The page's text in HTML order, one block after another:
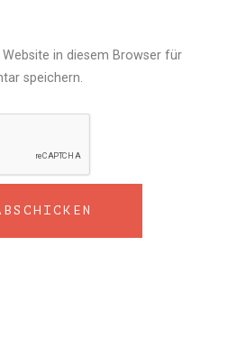
in diesem Browser für
speichern.